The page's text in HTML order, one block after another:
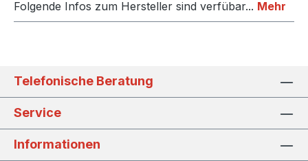
Folgende Infos zum Hersteller sind verfübar... Mehr
Telefonische Beratung
Service
Informationen